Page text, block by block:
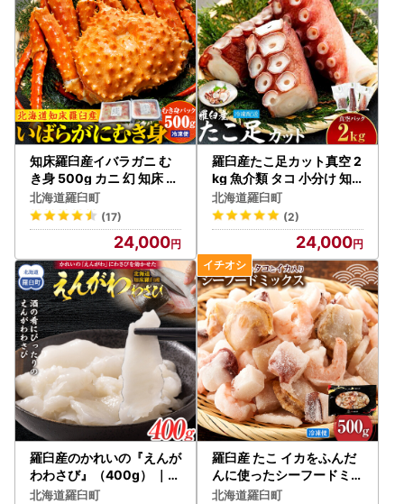
知床羅臼産イバラガニ む
き身 500g カニ 幻 知床 北
海道
北海道羅臼町
(17)
24,000
羅臼産たこ足カット真空 2
kg 魚介類 タコ 小分け 知
床 北海道
北海道羅臼町
(2)
24,000
羅臼産のかれいの『えんが
わわさび』（400g） ｜魚
かれい
北海道羅臼町
羅臼産 たこ イカをふんだ
んに使ったシーフードミッ
クス えび 500g | タコ
北海道羅臼町